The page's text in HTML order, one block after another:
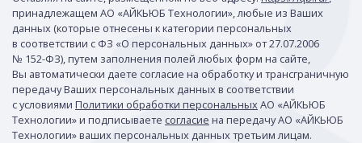
принадлежащем АО «АЙКЬЮБ Технологии», любые из Ваших
данных (которые отнесены к категории персональных
в соответствии с ФЗ «О персональных данных» от 27.07.2006
№ 152-ФЗ), путем заполнения полей любых форм на сайте,
Вы автоматически даете согласие на обработку и трансграничную
передачу Ваших персональных данных в соответствии
с условиями Политики обработки персональныхАО «АЙКЬЮБ
Технологии» и подписываете согласие на передачу АО «АЙКЬЮБ
Технологии» ваших персональных данных третьим лицам.